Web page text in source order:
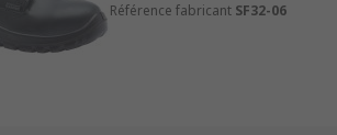
Référence fabricant SF32-06